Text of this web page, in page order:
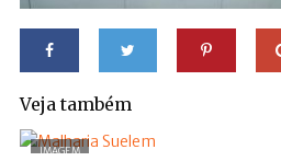
Veja também
IMAGEM